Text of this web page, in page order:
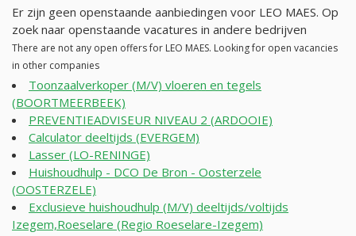
Er zijn geen openstaande aanbiedingen voor LEO MAES. Op
zoek naar openstaande vacatures in andere bedrijven
There are not any open offers for LEO MAES. Looking for open vacancies
in other companies
Toonzaalverkoper (M/V) vloeren en tegels
(BOORTMEERBEEK)
PREVENTIEADVISEUR NIVEAU 2 (ARDOOIE)
Calculator deeltijds (EVERGEM)
Lasser (LO-RENINGE)
Huishoudhulp - DCO De Bron - Oosterzele
(OOSTERZELE)
Exclusieve huishoudhulp (M/V) deeltijds/voltijds
Izegem,Roeselare (Regio Roeselare-Izegem)